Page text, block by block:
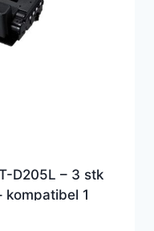
D205L – 3 stk
1